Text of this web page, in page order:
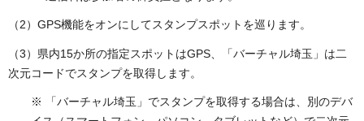
（2）GPS機能をオンにしてスタンプスポットを巡ります。
（3）県内15か所の指定スポットはGPS、「バーチャル埼玉」は二
次元コードでスタンプを取得します。
※ 「バーチャル埼玉」でスタンプを取得する場合は、別のデバ